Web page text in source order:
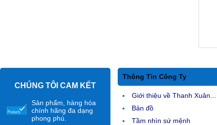
CHÚNG TÔI CAM KẾT
Sản phẩm, hàng hóa
chính hãng đa dạng
phong phú.
Thông Tin Công Ty
Giới thiệu về Thanh Xuân...
Bản đồ
Tầm nhìn sứ mệnh